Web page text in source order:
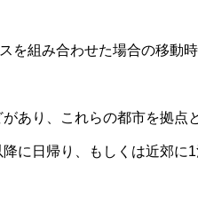
を組み合わせた場合の移動
あり、これらの都市を拠点
に日帰り、もしくは近郊に